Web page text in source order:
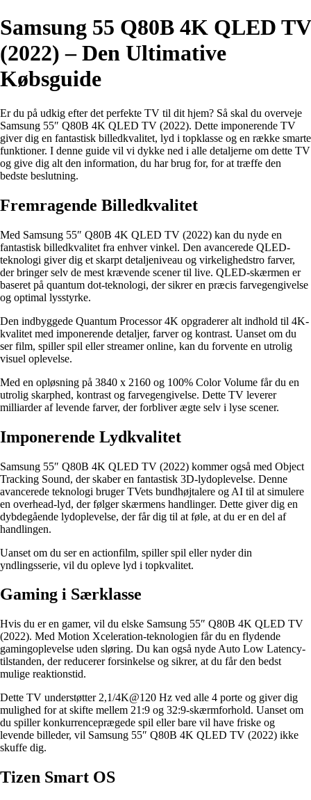
Samsung 55 Q80B 4K QLED TV
(2022) – Den Ultimative
Købsguide
Er du på udkig efter det perfekte TV til dit hjem? Så skal du overveje
Samsung 55″ Q80B 4K QLED TV (2022). Dette imponerende TV
giver dig en fantastisk billedkvalitet, lyd i topklasse og en række smarte
funktioner. I denne guide vil vi dykke ned i alle detaljerne om dette TV
og give dig alt den information, du har brug for, for at træffe den
bedste beslutning.
Fremragende Billedkvalitet
Med Samsung 55″ Q80B 4K QLED TV (2022) kan du nyde en
fantastisk billedkvalitet fra enhver vinkel. Den avancerede QLED-
teknologi giver dig et skarpt detaljeniveau og virkelighedstro farver,
der bringer selv de mest krævende scener til live. QLED-skærmen er
baseret på quantum dot-teknologi, der sikrer en præcis farvegengivelse
og optimal lysstyrke.
Den indbyggede Quantum Processor 4K opgraderer alt indhold til 4K-
kvalitet med imponerende detaljer, farver og kontrast. Uanset om du
ser film, spiller spil eller streamer online, kan du forvente en utrolig
visuel oplevelse.
Med en opløsning på 3840 x 2160 og 100% Color Volume får du en
utrolig skarphed, kontrast og farvegengivelse. Dette TV leverer
milliarder af levende farver, der forbliver ægte selv i lyse scener.
Imponerende Lydkvalitet
Samsung 55″ Q80B 4K QLED TV (2022) kommer også med Object
Tracking Sound, der skaber en fantastisk 3D-lydoplevelse. Denne
avancerede teknologi bruger TVets bundhøjtalere og AI til at simulere
en overhead-lyd, der følger skærmens handlinger. Dette giver dig en
dybdegående lydoplevelse, der får dig til at føle, at du er en del af
handlingen.
Uanset om du ser en actionfilm, spiller spil eller nyder din
yndlingsserie, vil du opleve lyd i topkvalitet.
Gaming i Særklasse
Hvis du er en gamer, vil du elske Samsung 55″ Q80B 4K QLED TV
(2022). Med Motion Xceleration-teknologien får du en flydende
gamingoplevelse uden sløring. Du kan også nyde Auto Low Latency-
tilstanden, der reducerer forsinkelse og sikrer, at du får den bedst
mulige reaktionstid.
Dette TV understøtter 2,1/4K@120 Hz ved alle 4 porte og giver dig
mulighed for at skifte mellem 21:9 og 32:9-skærmforhold. Uanset om
du spiller konkurrenceprægede spil eller bare vil have friske og
levende billeder, vil Samsung 55″ Q80B 4K QLED TV (2022) ikke
skuffe dig.
Tizen Smart OS